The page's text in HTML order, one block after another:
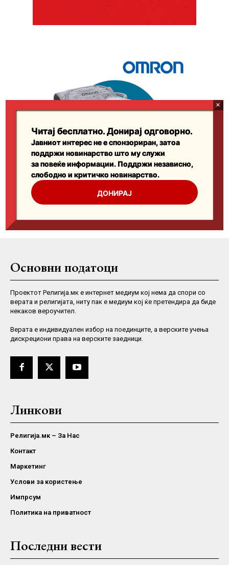
Основни податоци
Проектот Религија.мк е интернет медиум кој нема да спори со
верата и религијата, ниту пак е медиум кој ќе претендира да биде
некаков вероучител.
Верaта е индивидуален избор на поединците, а верските учења
дискрециони права на верските заедници.
Линкови
Религија.мк – За Нас
Контакт
Маркетинг
Услови за користење
Импрсум
Политика на приватност
Последни вести